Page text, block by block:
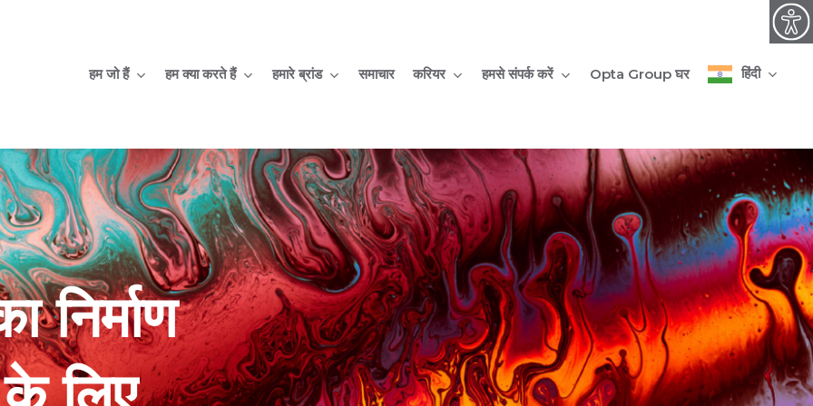
हम जो हैं हम क्या करते हैं हमारे ब्रांड समाचार करियर हमसे संपर्क करें Opta Group घर हिंदी
निर्माण